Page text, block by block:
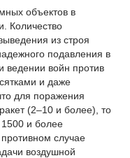
объектов в
Количество
из строя
подавления в
ведении войн против
и даже
для поражения
(2–10 и более), то
и более
случае
воздушной